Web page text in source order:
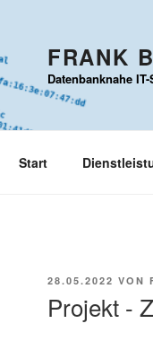
FRANK
Datenbanknahe
Start
28.05.2022 VON
Projekt -